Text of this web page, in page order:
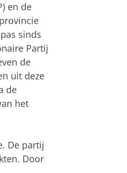
en de
sinds
Partij
de
uit deze
de
het
De partij
Door